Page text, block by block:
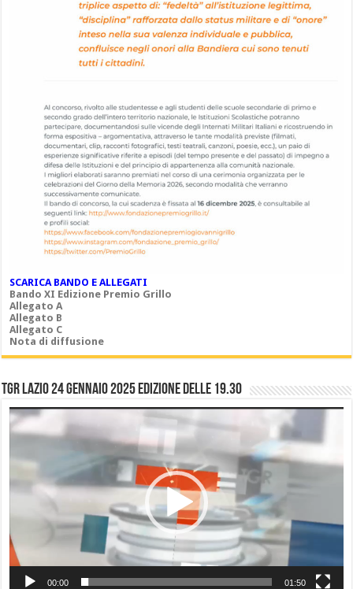
SCARICA BANDO E ALLEGATI
Bando XI Edizione Premio Grillo
Allegato A
Allegato B
Allegato C
Nota di diffusione
TGR LAZIO 24 gennaio 2025 edizione delle 19.30
Video
Player
00:00 01:50